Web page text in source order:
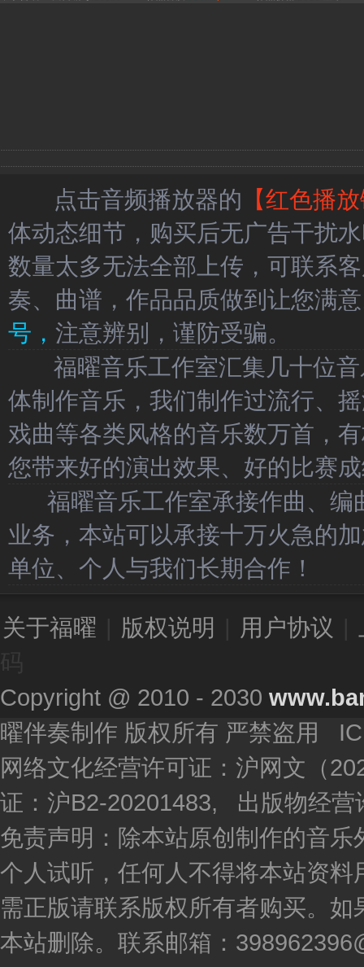
点击音频播放器的 【红色播
体动态细节，购买后无广告干扰
数量太多无法全部上传，可联系
奏、曲谱，作品品质做到让您满
号， 注意辨别，谨防受骗。
福曜音乐工作室汇集几十位音
体制作音乐，我们制作过流行、
戏曲等各类风格的音乐数万首，
您带来好的演出效果、好的比赛
福曜音乐工作室承接作曲、编
业务，本站可以承接十万火急的
单位、个人与我们长期合作！
关于福曜 版权说明 用户协议
Copyright @ 2010 - 2030
曜伴奏制作 版权所有 严禁盗用
网络文化经营许可证：沪网文（
证：沪B2-20201483, 出版物经营
免责声明：除本站原创制作的音
个人试听，任何人不得将本站资
需正版请联系版权所有者购买。
本站删除。联系邮箱：